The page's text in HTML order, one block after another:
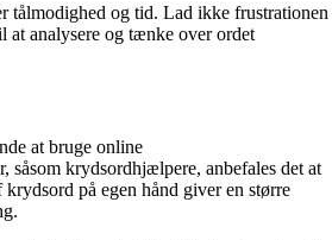
tålmodighed og tid. Lad ikke frustrationen
at analysere og tænke over ordet
at bruge online
såsom krydsordhjælpere, anbefales det at
på egen hånd giver en større